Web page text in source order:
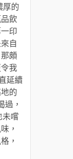
厚的
飲
印
自
頗
我
延續
的
過，
未嚐
，
，